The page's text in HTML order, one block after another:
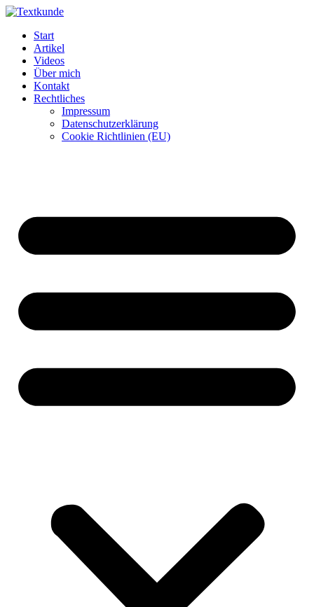
Zum
wechseln
Start
Artikel
Videos
Über mich
Kontakt
Rechtliches
Impressum
Datenschutzerklärung
Cookie Richtlinien (EU)